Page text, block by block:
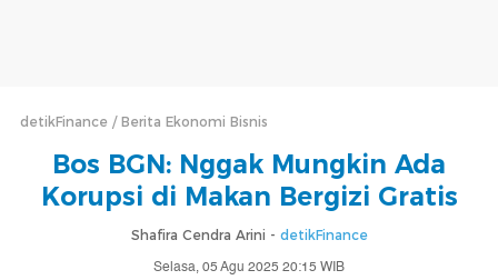
detikFinance Berita Ekonomi Bisnis
Bos BGN: Nggak Mungkin Ada
Korupsi di Makan Bergizi Gratis
Shafira Cendra Arini - detikFinance
Selasa, 05 Agu 2025 20:15 WIB